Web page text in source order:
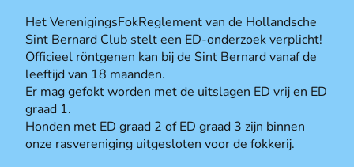
Het VerenigingsFokReglement van de Hollandsche
Sint Bernard Club stelt een ED-onderzoek verplicht!
Officieel röntgenen kan bij de Sint Bernard vanaf de
leeftijd van 18 maanden.
Er mag gefokt worden met de uitslagen ED vrij en ED
graad 1.
Honden met ED graad 2 of ED graad 3 zijn binnen
onze rasvereniging uitgesloten voor de fokkerij.